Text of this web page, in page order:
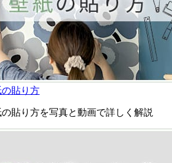
貼り方
貼り方を写真と動画で詳しく解説